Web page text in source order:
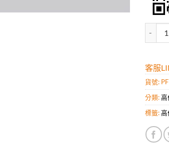
客服
貨號:
分類:高
標籤:高